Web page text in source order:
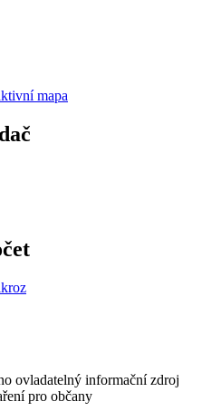
mapa
ovladatelný informační zdroj
pro občany